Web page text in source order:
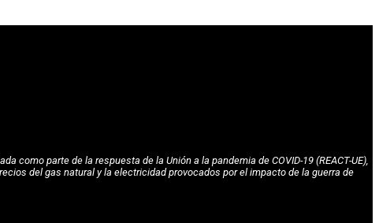
como parte de la respuesta de la Unión a la pandemia de COVID-19 (REACT-UE),
del gas natural y la electricidad provocados por el impacto de la guerra de